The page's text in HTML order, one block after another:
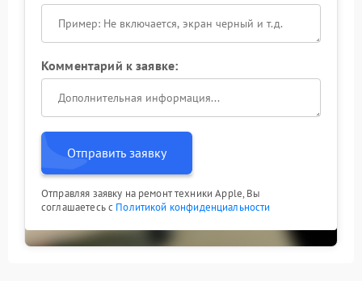
Комментарий к заявке:
Отправить заявку
Отправляя заявку на ремонт техники Apple, Вы
соглашаетесь с Политикой конфиденциальности